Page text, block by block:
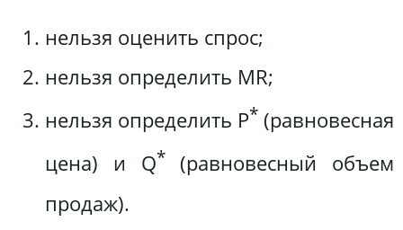
нельзя оценить спрос;
нельзя определить MR;
нельзя определить P* (равновесная
цена) и Q*(равновесный объем
продаж).